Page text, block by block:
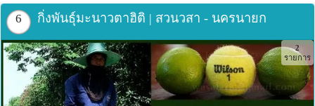
6 กิ่งพันธุ์มะนาวตาฮิติ | สวนวสา - นครนายก
2
รายการ